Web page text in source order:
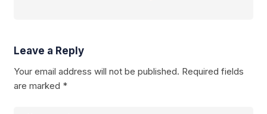
Leave a Reply
Your email address will not be published. Required fields
are marked *